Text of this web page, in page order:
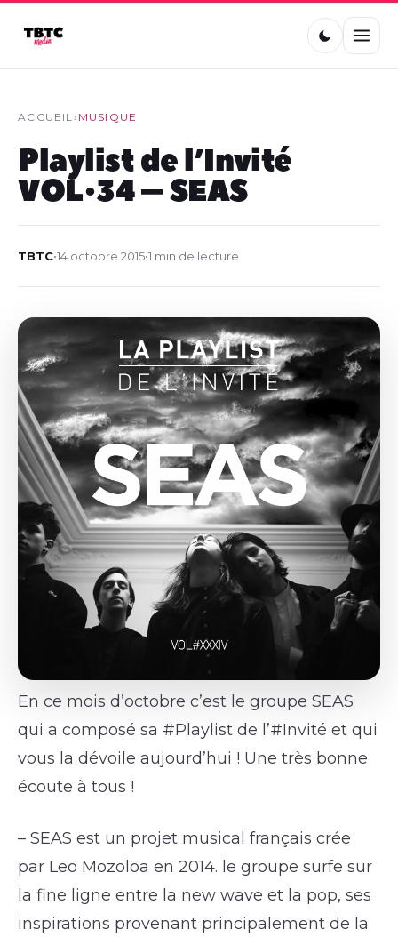
ACCUEIL› MUSIQUE
Playlist de l’Invité
VOL•34 – SEAS
TBTC•14 octobre 2015•1 min de lecture
En ce mois d’octobre c’est le groupe SEAS
qui a composé sa #Playlist de l’#Invité et qui
vous la dévoile aujourd’hui ! Une très bonne
écoute à tous !
– SEAS est un projet musical français crée
par Leo Mozoloa en 2014. le groupe surfe sur
la fine ligne entre la new wave et la pop, ses
inspirations provenant principalement de la